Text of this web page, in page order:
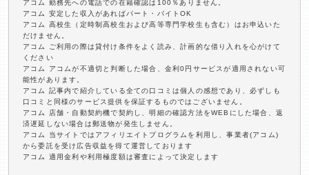
アコム 勤務先への電話での在籍確認は100％ありません。
アコム 安定した収入があればパート・バイトOK
アコム 高校生（定時制高校生および高等専門学校生も含む）はお申込いた
だけません。
アコム ご利用の際は貸付け条件をよく読み、計画的な借り入れを心がけて
ください
アコム アコムが不適切と判断した場合、金利0円サービスが適用されない可
能性があります。
アコム 記事内で紹介している全ての口コミは個人の感想であり、必ずしも
口コミと同様のサービス提供を保証するものではございません。
アコム 店舗・自動契約機で契約し、明細の確認方法をWEBにした場合、返
済遅延しない場合は郵送物が発生しません。
アコム 当サイトではアフィリエイトプログラムを利用し、事業者(アコム)
から委託を受け広告収益を得て運営しております
アコム 適用金利や利用極度額は審査によって決定します